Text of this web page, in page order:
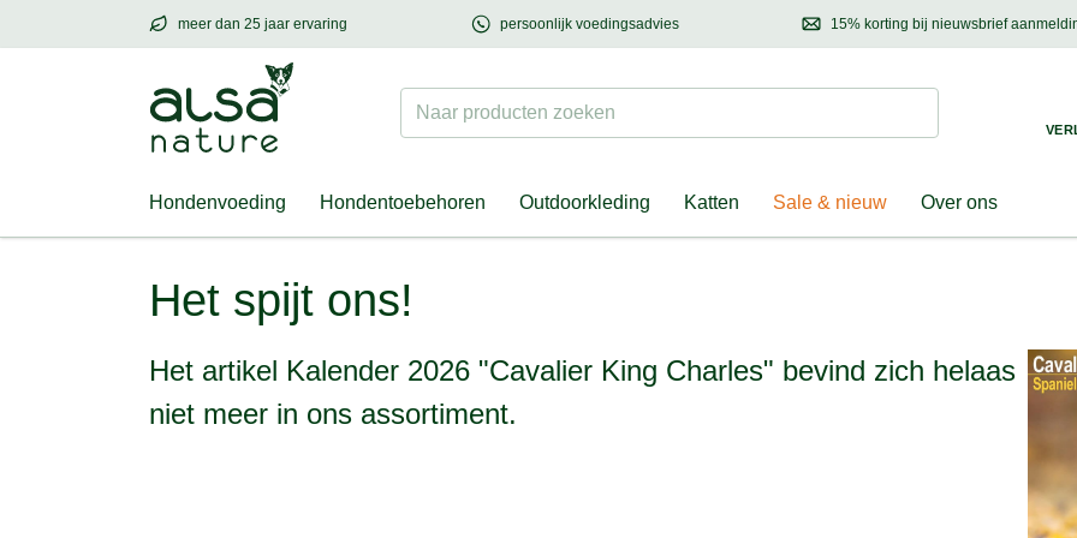
meer dan 25 jaar ervaring
meer dan25 jaar ervaring – met hart voor hond & eigenaar 15% korting bij nieuwsbrief
Ontdek nieuwtjes,
persoonlijk voedingsadvies
Mailons met uw vragen, onze voedingsdeskundige adviseert u graag!
Naar producten zoeken Suchen
Hondenvoeding Hondentoebehoren Outdoorkleding Katten Sale & nieuw Over ons
Kalender 2026 "Cavalier King Charles"
Het spijt ons!
Het artikel Kalender 2026 "Cavalier King Charles" bevind zich helaas
niet meer in ons assortiment.